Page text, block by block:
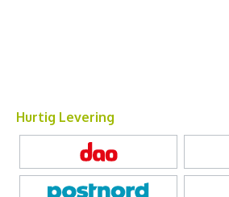
Hurtig Levering